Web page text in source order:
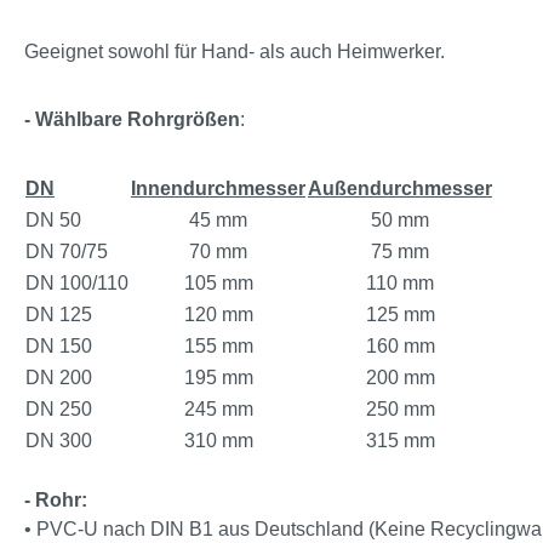
Geeignet sowohl für Hand- als auch Heimwerker.
- Wählbare Rohrgrößen:
DN InnendurchmesserAußendurchmesser
DN 50
45 mm
50 mm
DN 70/75
70 mm
75 mm
DN 100/110
105 mm
110 mm
DN 125
120 mm
125 mm
DN 150
155 mm
160 mm
DN 200
195 mm
200 mm
DN 250
245 mm
250 mm
DN 300
310 mm 315 mm
- Rohr:
• PVC-U nach DIN B1 aus Deutschland (Keine